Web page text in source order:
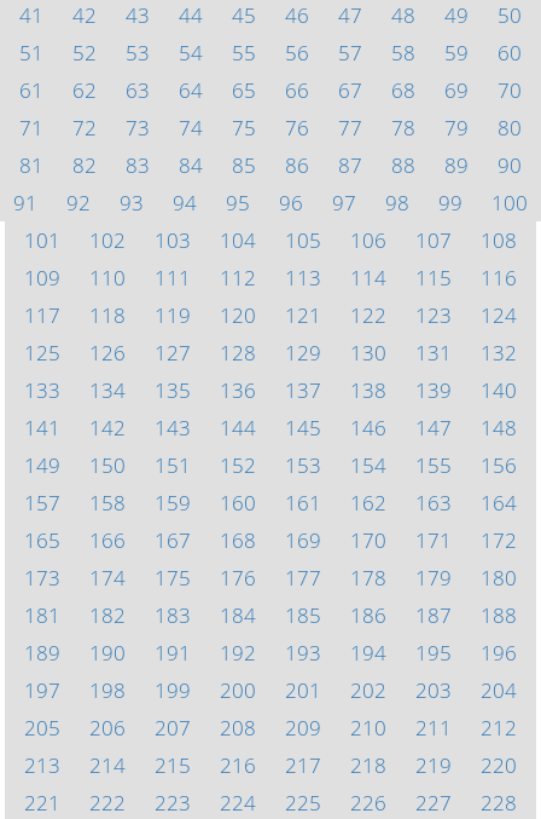
41
42 43 44 45 46 47 48 49
50
51
52 53 54 55 56 57 58 59
60
61
62 63 64 65 66 67 68 69
70
71
72 73 74 75 76 77 78 79
80
81
82 83 84 85 86 87 88 89
90
91
92 93 94 95 96 97 98 99
100
101
102 103 104 105 106 107
108
109
110 111 112 113 114 115
116
117
118 119 120 121 122 123
124
125
126 127 128 129 130 131
132
133
134 135 136 137 138 139
140
141
142 143 144 145 146 147
148
149
150 151 152 153 154 155
156
157
158 159 160 161 162 163
164
165
166 167 168 169 170 171
172
173
174 175 176 177 178 179
180
181
182 183 184 185 186 187
188
189
190 191 192 193 194 195
196
197
198 199 200 201 202 203
204
205
206 207 208 209 210 211
212
213
214 215 216 217 218 219
220
221
222 223 224 225 226 227
228